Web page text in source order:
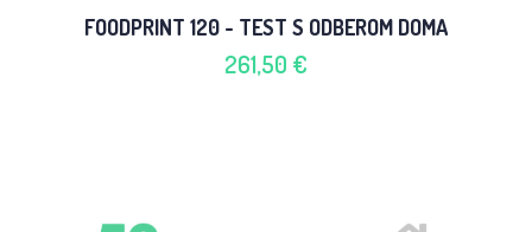
FOODPRINT 120 - TEST S ODBEROM DOMA
261,50 €